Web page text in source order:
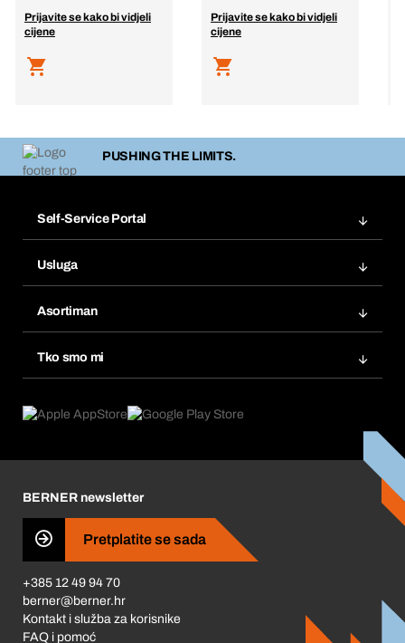
Prijavite se kako bi vidjeli
cijene
Prijavite se kako bi vidjeli
cijene
PUSHING THE LIMITS.
Self-Service Portal
Popisi želja
Ponovno naručivanje
Pretplate
Usluga
Tražitelji proizvoda
Asortiman
Tko smo mi
Što nas pokreće
Business Conduct
BERNER newsletter
Pretplatite se sada
+385 12 49 94 70
berner@berner.hr
Kontakt i služba za korisnike
FAQ i pomoć